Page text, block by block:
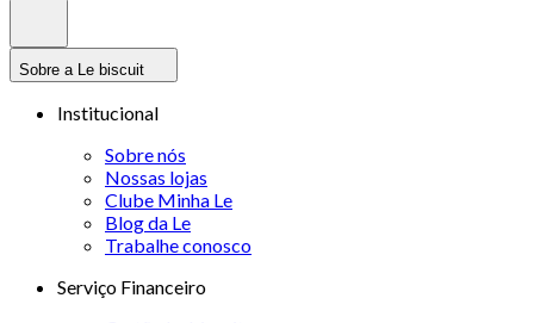
Sobre a Le biscuit
Institucional
Sobre nós
Nossas lojas
Clube Minha Le
Blog da Le
Trabalhe conosco
Serviço Financeiro